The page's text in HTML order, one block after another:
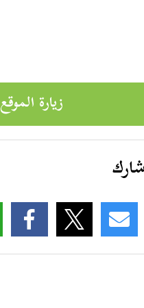
زيارة الموقع